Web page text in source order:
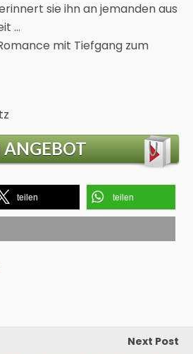
sie ihn an jemanden aus
…
mit Tiefgang zum
teilen teilen
Next Post